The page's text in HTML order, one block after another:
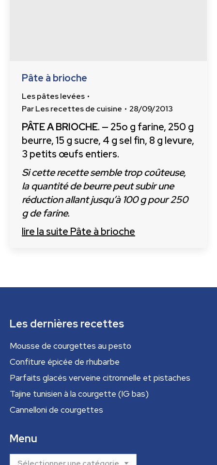
Pâte à brioche
Les pâtes levées
ParLes recettes de cuisine 28/09/2013
PÂTE A BRIOCHE. — 25o g farine, 250 g
beurre, 15 g sucre, 4 g sel fin, 8 g levure,
3 petits œufs entiers.
Si cette recette semble trop coûteuse,
la quantité de beurre peut subir une
réduction allant jusqu’à 100 g pour 250
g de farine.
lire la suite Pâte à brioche
Les dernières recettes
Mousse de courgettes au pesto
Confiture épicée de rhubarbe
Parfaits glacés verveine citronnelle et pistaches
Tajine tunisien à la courgette (IG bas)
Cannelloni de courgettes
Menu
Menu